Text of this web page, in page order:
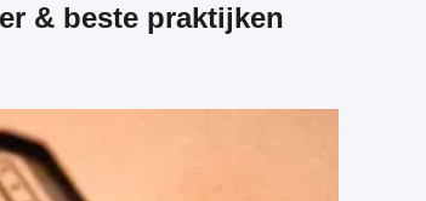
& beste praktijken